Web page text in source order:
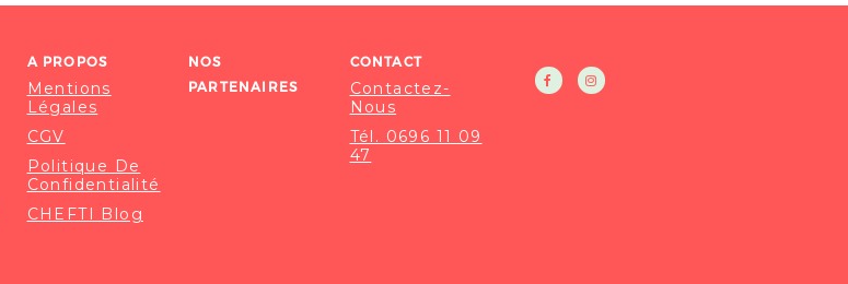
A PROPOS
Mentions
Légales
CGV
Politique De
Confidentialité
CHEFTI Blog
NOS
PARTENAIRES
CONTACT
Contactez-
Nous
Tél. 0696 11 09
47